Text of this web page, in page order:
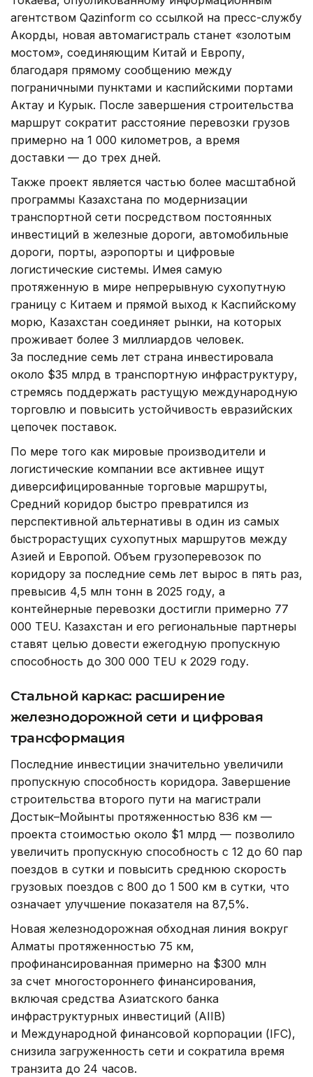
агентством Qazinform со ссылкой на пресс-службу
Акорды, новая автомагистраль станет «золотым
мостом», соединяющим Китай и Европу,
благодаря прямому сообщению между
пограничными пунктами и каспийскими портами
Актау и Курык. После завершения строительства
маршрут сократит расстояние перевозки грузов
примерно на 1 000 километров, а время
доставки — до трех дней.
Также проект является частью более масштабной
программы Казахстана по модернизации
транспортной сети посредством постоянных
инвестиций в железные дороги, автомобильные
дороги, порты, аэропорты и цифровые
логистические системы. Имея самую
протяженную в мире непрерывную сухопутную
границу с Китаем и прямой выход к Каспийскому
морю, Казахстан соединяет рынки, на которых
проживает более 3 миллиардов человек.
За последние семь лет страна инвестировала
около $35 млрд в транспортную инфраструктуру,
стремясь поддержать растущую международную
торговлю и повысить устойчивость евразийских
цепочек поставок.
По мере того как мировые производители и
логистические компании все активнее ищут
диверсифицированные торговые маршруты,
Средний коридор быстро превратился из
перспективной альтернативы в один из самых
быстрорастущих сухопутных маршрутов между
Азией и Европой. Объем грузоперевозок по
коридору за последние семь лет вырос в пять раз,
превысив 4,5 млн тонн в 2025 году, а
контейнерные перевозки достигли примерно 77
000 TEU. Казахстан и его региональные партнеры
ставят целью довести ежегодную пропускную
способность до 300 000 TEU к 2029 году.
Стальной каркас: расширение
железнодорожной сети и цифровая
трансформация
Последние инвестиции значительно увеличили
пропускную способность коридора. Завершение
строительства второго пути на магистрали
Достык–Мойынты протяженностью 836 км —
проекта стоимостью около $1 млрд — позволило
увеличить пропускную способность с 12 до 60 пар
поездов в сутки и повысить среднюю скорость
грузовых поездов с 800 до 1 500 км в сутки, что
означает улучшение показателя на 87,5%.
Новая железнодорожная обходная линия вокруг
Алматы протяженностью 75 км,
профинансированная примерно на $300 млн
за счет многостороннего финансирования,
включая средства Азиатского банка
инфраструктурных инвестиций (AIIB)
и Международной финансовой корпорации (IFC),
снизила загруженность сети и сократила время
транзита до 24 часов.